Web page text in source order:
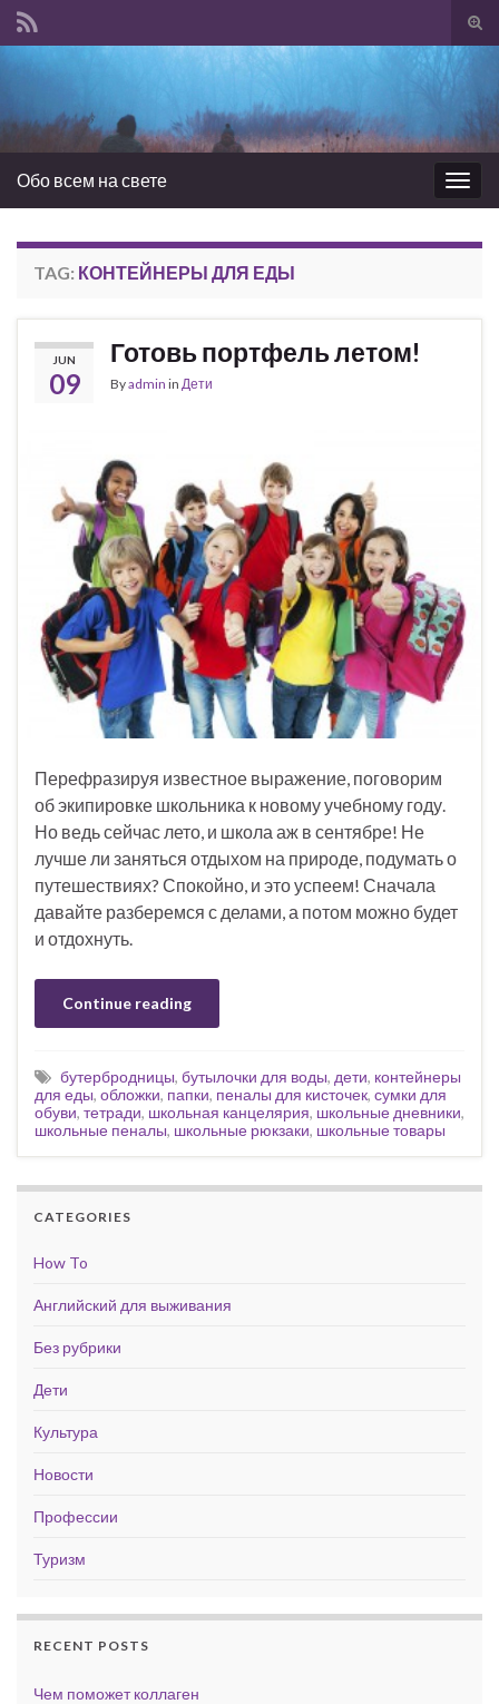
Обо всем на свете
TAG: КОНТЕЙНЕРЫ ДЛЯ ЕДЫ
JUN
09
Готовь портфель летом!
Byadmin in Дети
Перефразируя известное выражение, поговорим
об экипировке школьника к новому учебному году.
Но ведь сейчас лето, и школа аж в сентябре! Не
лучше ли заняться отдыхом на природе, подумать о
путешествиях? Спокойно, и это успеем! Сначала
давайте разберемся с делами, а потом можно будет
и отдохнуть.
Continue reading
бутербродницы, бутылочки для воды, дети, контейнеры
для еды, обложки, папки, пеналы для кисточек, сумки для
обуви, тетради, школьная канцелярия, школьные дневники,
школьные пеналы, школьные рюкзаки, школьные товары
CATEGORIES
How To
Английский для выживания
Без рубрики
Дети
Культура
Новости
Профессии
Туризм
RECENT POSTS
Чем поможет коллаген